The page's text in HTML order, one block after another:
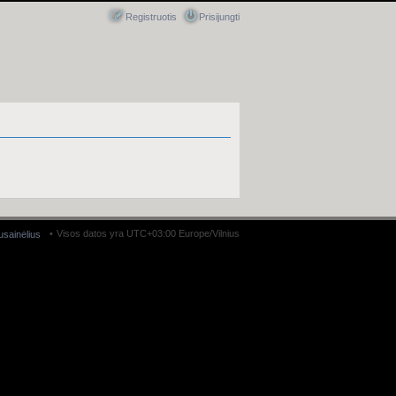
Prisijungti
Registruotis
Visos datos yra UTC+03:00 Europe/Vilnius